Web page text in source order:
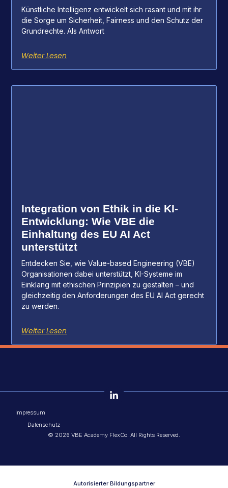
Künstliche Intelligenz entwickelt sich rasant und mit ihr
die Sorge um Sicherheit, Fairness und den Schutz der
Grundrechte. Als Antwort
Weiter Lesen
Integration von Ethik in die KI-
Entwicklung: Wie VBE die
Einhaltung des EU AI Act
unterstützt
Entdecken Sie, wie Value-based Engineering (VBE)
Organisationen dabei unterstützt, KI-Systeme im
Einklang mit ethischen Prinzipien zu gestalten – und
gleichzeitig den Anforderungen des EU AI Act gerecht
zu werden.
Weiter Lesen
Impressum
© 2026 VBE Academy FlexCo. All Rights Reserved.
Datenschutz
Autorisierter Bildungspartner